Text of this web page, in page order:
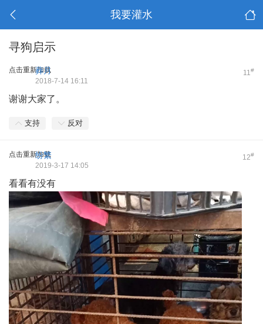
我要灌水
寻狗启示
点击重新加载 11#
葬月
2018-7-14 16:11
谢谢大家了。
支持 反对
点击重新加载 12#
纷繁
2019-3-17 14:05
看看有没有